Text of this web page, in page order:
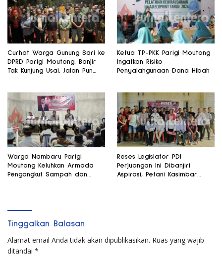
Curhat Warga Gunung Sari ke
DPRD Parigi Moutong: Banjir
Tak Kunjung Usai, Jalan Pun
Ketua TP-PKK Parigi Moutong
Ingatkan Risiko
Penyalahgunaan Dana Hibah
Warga Nambaru Parigi
Moutong Keluhkan Armada
Pengangkut Sampah dan
Reses Legislator PDI
Perjuangan Ini Dibanjiri
Aspirasi, Petani Kasimbar
Tinggalkan Balasan
Alamat email Anda tidak akan dipublikasikan. Ruas yang wajib
ditandai *